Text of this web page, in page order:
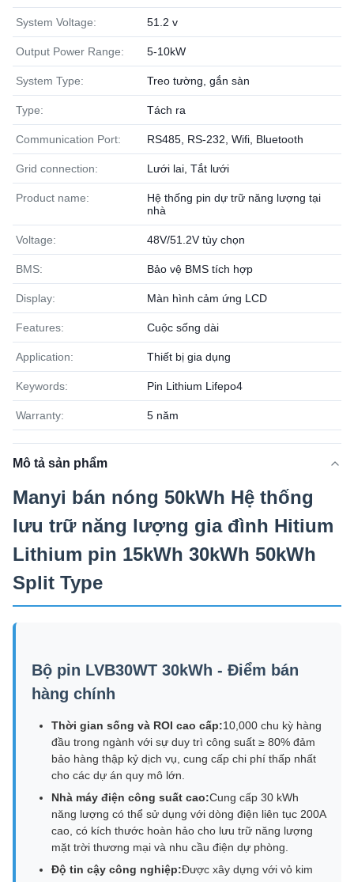
System Voltage: 51.2 v
Output Power Range: 5-10kW
System Type: Treo tường, gắn sàn
Type: Tách ra
Communication Port: RS485, RS-232, Wifi, Bluetooth
Grid connection: Lưới lai, Tắt lưới
Product name:
Hệ thống pin dự trữ năng lượng tại
nhà
Voltage: 48V/51.2V tùy chọn
BMS: Bảo vệ BMS tích hợp
Display: Màn hình cảm ứng LCD
Features: Cuộc sống dài
Application: Thiết bị gia dụng
Keywords: Pin Lithium Lifepo4
Warranty: 5 năm
Mô tả sản phẩm
Manyi bán nóng 50kWh Hệ thống
lưu trữ năng lượng gia đình Hitium
Lithium pin 15kWh 30kWh 50kWh
Split Type
Bộ pin LVB30WT 30kWh - Điểm bán
hàng chính
Thời gian sống và ROI cao cấp:10,000 chu kỳ hàng
đầu trong ngành với sự duy trì công suất ≥ 80% đảm
bảo hàng thập kỷ dịch vụ, cung cấp chi phí thấp nhất
cho các dự án quy mô lớn.
Nhà máy điện công suất cao:Cung cấp 30 kWh
năng lượng có thể sử dụng với dòng điện liên tục 200A
cao, có kích thước hoàn hảo cho lưu trữ năng lượng
mặt trời thương mại và nhu cầu điện dự phòng.
Độ tin cậy công nghiệp:Được xây dựng với vỏ kim